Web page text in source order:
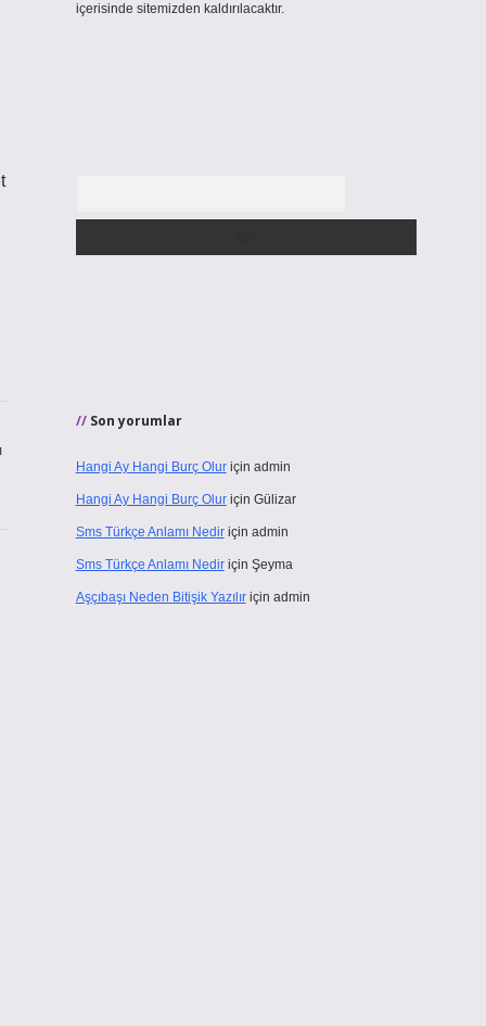
içerisinde sitemizden kaldırılacaktır.
Son yorumlar
Hangi Ay Hangi Burç Oluriçin admin
Hangi Ay Hangi Burç Oluriçin Gülizar
Sms Türkçe Anlamı Nediriçin admin
Sms Türkçe Anlamı Nediriçin Şeyma
Aşçıbaşı Neden Bitişik Yazılıriçin admin